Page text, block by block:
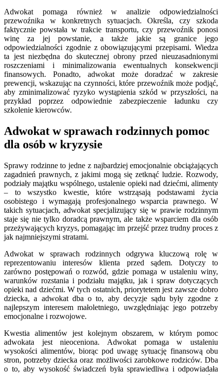
Adwokat pomaga również w analizie odpowiedzialności
przewoźnika w konkretnych sytuacjach. Określa, czy szkoda
faktycznie powstała w trakcie transportu, czy przewoźnik ponosi
winę za jej powstanie, a także jakie są granice jego
odpowiedzialności zgodnie z obowiązującymi przepisami. Wiedza
ta jest niezbędna do skutecznej obrony przed nieuzasadnionymi
roszczeniami i minimalizowania ewentualnych konsekwencji
finansowych. Ponadto, adwokat może doradzać w zakresie
prewencji, wskazując na czynności, które przewoźnik może podjąć,
aby zminimalizować ryzyko wystąpienia szkód w przyszłości, na
przykład poprzez odpowiednie zabezpieczenie ładunku czy
szkolenie kierowców.
Adwokat w sprawach rodzinnych pomoc
dla osób w kryzysie
Sprawy rodzinne to jedne z najbardziej emocjonalnie obciążających
zagadnień prawnych, z jakimi mogą się zetknąć ludzie. Rozwody,
podziały majątku wspólnego, ustalenie opieki nad dziećmi, alimenty
– to wszystko kwestie, które wstrząsają podstawami życia
osobistego i wymagają profesjonalnego wsparcia prawnego. W
takich sytuacjach, adwokat specjalizujący się w prawie rodzinnym
staje się nie tylko doradcą prawnym, ale także wsparciem dla osób
przeżywających kryzys, pomagając im przejść przez trudny proces z
jak najmniejszymi stratami.
Adwokat w sprawach rodzinnych odgrywa kluczową rolę w
reprezentowaniu interesów klienta przed sądem. Dotyczy to
zarówno postępowań o rozwód, gdzie pomaga w ustaleniu winy,
warunków rozstania i podziału majątku, jak i spraw dotyczących
opieki nad dziećmi. W tych ostatnich, priorytetem jest zawsze dobro
dziecka, a adwokat dba o to, aby decyzje sądu były zgodne z
najlepszym interesem małoletniego, uwzględniając jego potrzeby
emocjonalne i rozwojowe.
Kwestia alimentów jest kolejnym obszarem, w którym pomoc
adwokata jest nieoceniona. Adwokat pomaga w ustaleniu
wysokości alimentów, biorąc pod uwagę sytuację finansową obu
stron, potrzeby dziecka oraz możliwości zarobkowe rodziców. Dba
o to, aby wysokość świadczeń była sprawiedliwa i odpowiadała